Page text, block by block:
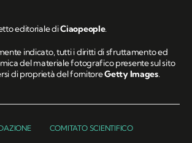
editoriale diCiaopeople.
indicato, tutti i diritti di sfruttamento ed
del materiale fotografico presente sul sito
di proprietà del fornitoreGetty Images.
COMITATO SCIENTIFICO